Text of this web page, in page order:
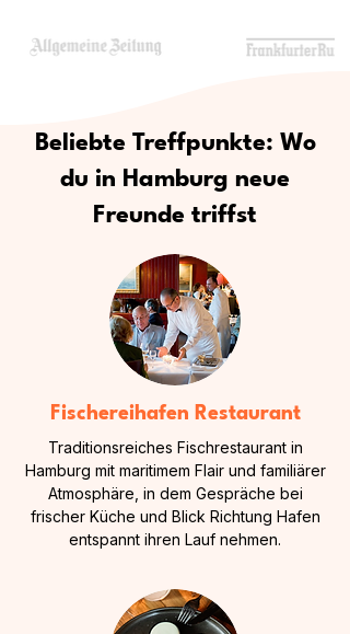
Beliebte Treffpunkte: Wo
du in Hamburg neue
Freunde triffst
Fischereihafen Restaurant
Traditionsreiches Fischrestaurant in
Hamburg mit maritimem Flair und familiärer
Atmosphäre, in dem Gespräche bei
frischer Küche und Blick Richtung Hafen
entspannt ihren Lauf nehmen.